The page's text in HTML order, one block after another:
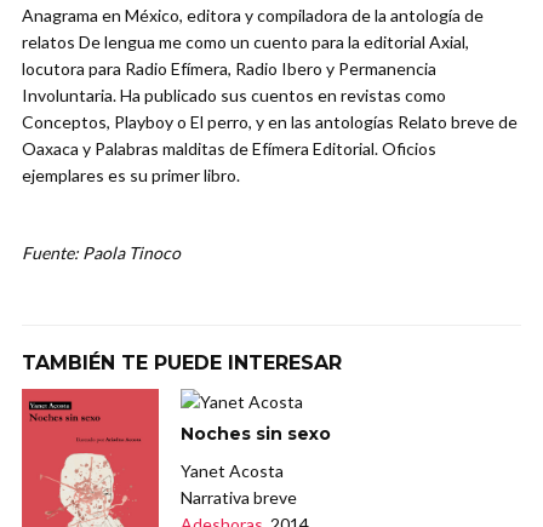
Anagrama en México, editora y compiladora de la antología de
relatos De lengua me como un cuento para la editorial Axial,
locutora para Radio Efímera, Radio Ibero y Permanencia
Involuntaria. Ha publicado sus cuentos en revistas como
Conceptos, Playboy o El perro, y en las antologías Relato breve de
Oaxaca y Palabras malditas de Efímera Editorial. Oficios
ejemplares es su primer libro.
Fuente: Paola Tinoco
TAMBIÉN TE PUEDE INTERESAR
Noches sin sexo
Yanet Acosta
Narrativa breve